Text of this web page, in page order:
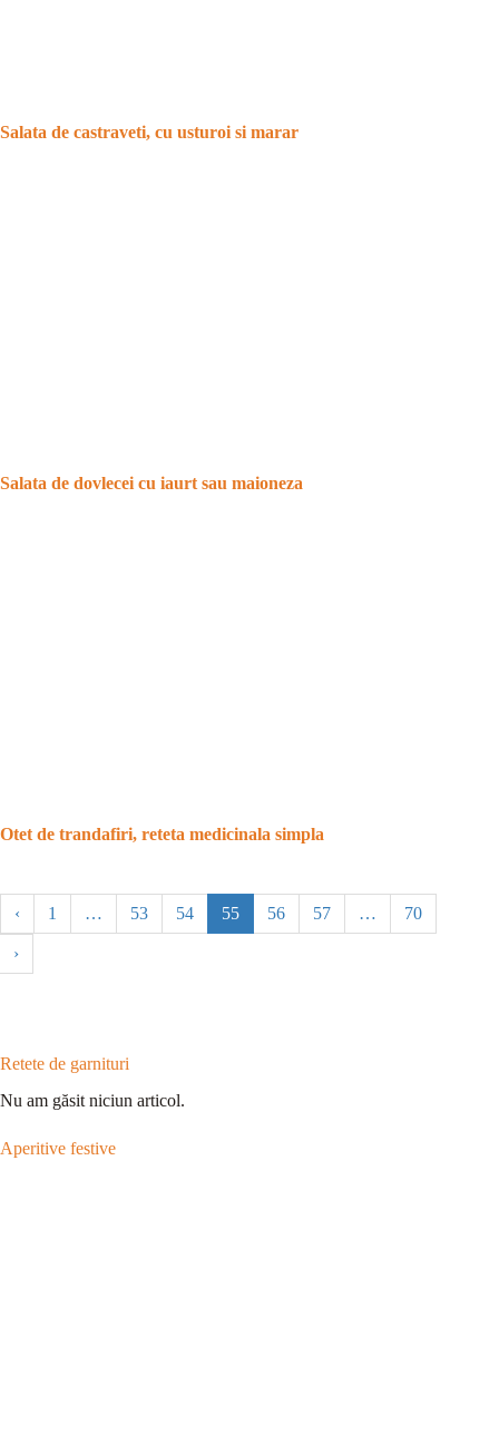
Salata de castraveti, cu usturoi si marar
Salata de dovlecei cu iaurt sau maioneza
Otet de trandafiri, reteta medicinala simpla
‹ 1 … 53 54 55 56 57 … 70
›
Retete de garnituri
Nu am găsit niciun articol.
Aperitive festive